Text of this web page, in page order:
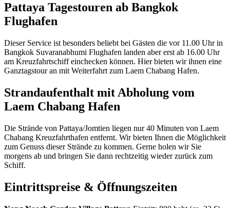
Pattaya Tagestouren ab Bangkok
Flughafen
Dieser Service ist besonders beliebt bei Gästen die vor 11.00 Uhr in
Bangkok Suvaranabhumi Flughafen landen aber erst ab 16.00 Uhr
am Kreuzfahrtschiff einchecken können. Hier bieten wir ihnen eine
Ganztagstour an mit Weiterfahrt zum Laem Chabang Hafen.
Strandaufenthalt mit Abholung vom
Laem Chabang Hafen
Die Strände von Pattaya/Jomtien liegen nur 40 Minuten von Laem
Chabang Kreuzfahrthafen entfernt. Wir bieten Ihnen die Möglichkeit
zum Genuss dieser Strände zu kommen. Gerne holen wir Sie
morgens ab und bringen Sie dann rechtzeitig wieder zurück zum
Schiff.
Eintrittspreise & Öffnungszeiten